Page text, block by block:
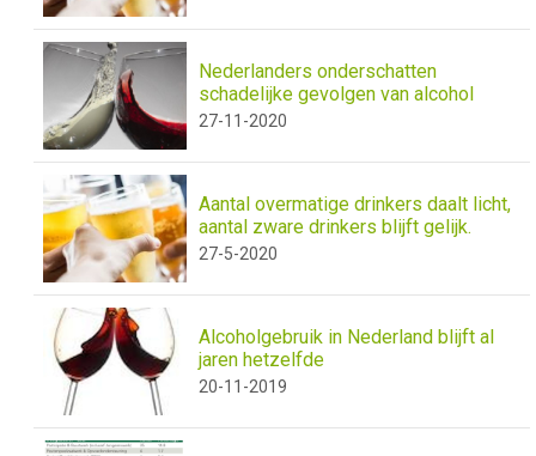
Nederlanders onderschatten
schadelijke gevolgen van alcohol
27-11-2020
Aantal overmatige drinkers daalt licht,
aantal zware drinkers blijft gelijk.
27-5-2020
Alcoholgebruik in Nederland blijft al
jaren hetzelfde
20-11-2019